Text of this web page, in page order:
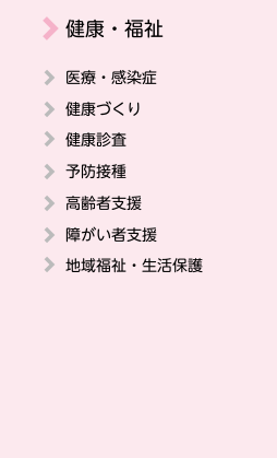
健康・福祉
医療・感染症
健康づくり
健康診査
予防接種
高齢者支援
障がい者支援
地域福祉・生活保護